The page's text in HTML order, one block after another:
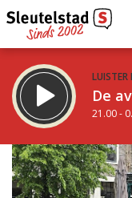
LUISTER
De
21.00 -
STRAKS:
De nacht van
0.00 - 6.00 uur